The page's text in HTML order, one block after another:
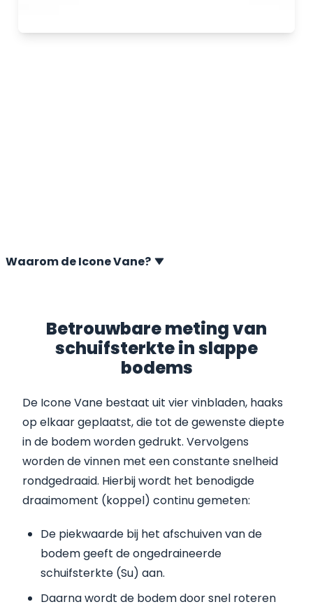
Waarom de Icone Vane?
Betrouwbare meting van
schuifsterkte in slappe
bodems
De Icone Vane bestaat uit vier vinbladen, haaks
op elkaar geplaatst, die tot de gewenste diepte
in de bodem worden gedrukt. Vervolgens
worden de vinnen met een constante snelheid
rondgedraaid. Hierbij wordt het benodigde
draaimoment (koppel) continu gemeten:
De piekwaarde bij het afschuiven van de
bodem geeft de ongedraineerde
schuifsterkte (Su) aan.
Daarna wordt de bodem door snel roteren